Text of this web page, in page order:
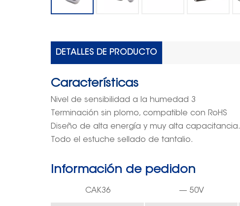
DETALLES DE PRODUCTO
Características
Nivel de sensibilidad a la humedad 3
Terminación sin plomo, compatible con RoHS
Diseño de alta energía y muy alta capacitancia.
Todo el estuche sellado de tantalio.
Información de pedidon
CAK36 — 50V